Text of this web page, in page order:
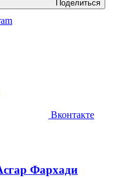
Поделиться
Вконтакте
Фархади